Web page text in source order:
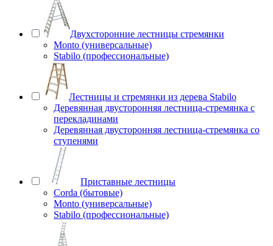
Двухсторонние лестницы стремянки
Monto (универсальные)
Stabilo (профессиональные)
Лестницы и стремянки из дерева Stabilo
Деревянная двусторонняя лестница-стремянка с
перекладинами
Деревянная двусторонняя лестница-стремянка со
ступенями
Приставные лестницы
Corda (бытовые)
Monto (универсальные)
Stabilo (профессиональные)